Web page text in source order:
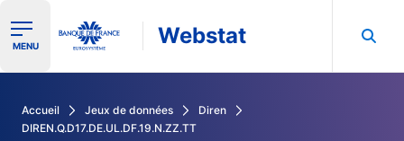
Ouvrir le menu de navigation
MENU Webstat
Accueil Jeux de données
Diren
DIREN.Q.D17.DE.UL.DF.19.N.ZZ.TT